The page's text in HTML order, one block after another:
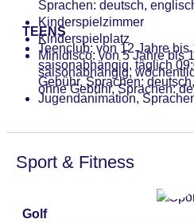
Sprachen: deutsch,
Kinderspielzimmer
Kinderspielplatz
Minidisco: von 5 Jahre bis
saisonabhängig,
ohne Gebühr, Sprachen:
TEENS
Teenclub: von 12 Jahre bis
saisonabhängig, täglich
Gebühr, Sprachen:
Jugendanimation,
Sport & Fitness
Golf